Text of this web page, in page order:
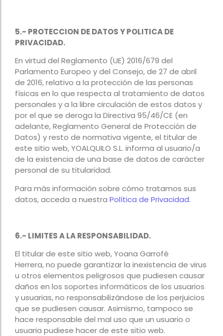
5.- PROTECCION DE DATOS Y POLITICA DE
PRIVACIDAD.
En virtud del Reglamento (UE) 2016/679 del
Parlamento Europeo y del Consejo, de 27 de abril
de 2016, relativo a la protección de las personas
físicas en lo que respecta al tratamiento de datos
personales y a la libre circulación de estos datos y
por el que se deroga la Directiva 95/46/CE (en
adelante, Reglamento General de Protección de
Datos) y resto de normativa vigente, el titular de
este sitio web, YOALQUILO S.L. informa al usuario/a
de la existencia de una base de datos de carácter
personal de su titularidad.
Para más información sobre cómo tratamos sus
datos, acceda a nuestra Política de Privacidad.
6.- LIMITES A LA RESPONSABILIDAD.
El titular de este sitio web, Yoana Garrofé
Herrera, no puede garantizar la inexistencia de virus
u otros elementos peligrosos que pudiesen causar
daños en los soportes informáticos de los usuarios
y usuarias, no responsabilizándose de los perjuicios
que se pudiesen causar. Asimismo, tampoco se
hace responsable del mal uso que un usuario o
usuaria pudiese hacer de este sitio web.